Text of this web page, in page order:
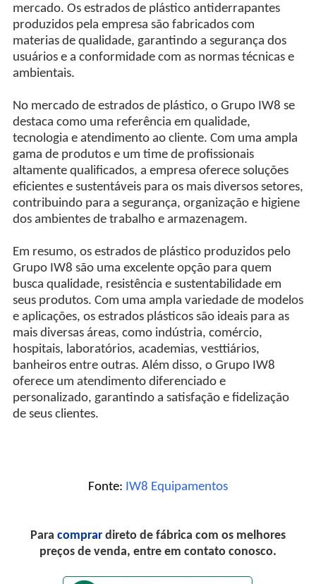
mercado. Os estrados de plástico antiderrapantes
produzidos pela empresa são fabricados com
materias de qualidade, garantindo a segurança dos
usuários e a conformidade com as normas técnicas e
ambientais.
No mercado de estrados de plástico, o Grupo IW8 se
destaca como uma referência em qualidade,
tecnologia e atendimento ao cliente. Com uma ampla
gama de produtos e um time de profissionais
altamente qualificados, a empresa oferece soluções
eficientes e sustentáveis para os mais diversos setores,
contribuindo para a segurança, organização e higiene
dos ambientes de trabalho e armazenagem.
Em resumo, os estrados de plástico produzidos pelo
Grupo IW8 são uma excelente opção para quem
busca qualidade, resistência e sustentabilidade em
seus produtos. Com uma ampla variedade de modelos
e aplicações, os estrados plásticos são ideais para as
mais diversas áreas, como indústria, comércio,
hospitais, laboratórios, academias, vesttiários,
banheiros entre outras. Além disso, o Grupo IW8
oferece um atendimento diferenciado e
personalizado, garantindo a satisfação e fidelização
de seus clientes.
Fonte: IW8 Equipamentos
Para comprar direto de fábrica com os melhores
preços de venda, entre em contato conosco.